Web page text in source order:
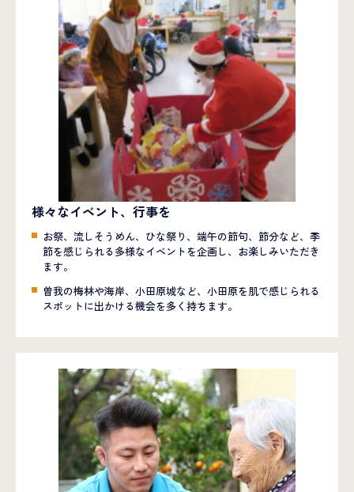
様々なイベント、行事を
お祭、流しそうめん、ひな祭り、端午の節句、節分など、季
節を感じられる多様なイベントを企画し、お楽しみいただき
ます。
曽我の梅林や海岸、小田原城など、小田原を肌で感じられる
スポットに出かける機会を多く持ちます。